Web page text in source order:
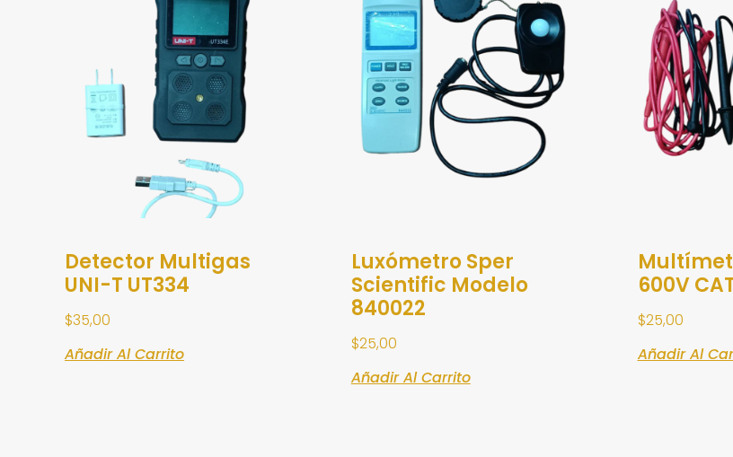
Detector Multigas
UNI-T UT334
$35,00
Añadir Al Carrito
Luxómetro Sper
Scientific Modelo
840022
$25,00
Añadir Al Carrito
600V
$25,00
Añadir Al